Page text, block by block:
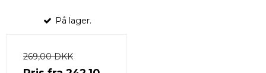
På lager.
269,00 DKK